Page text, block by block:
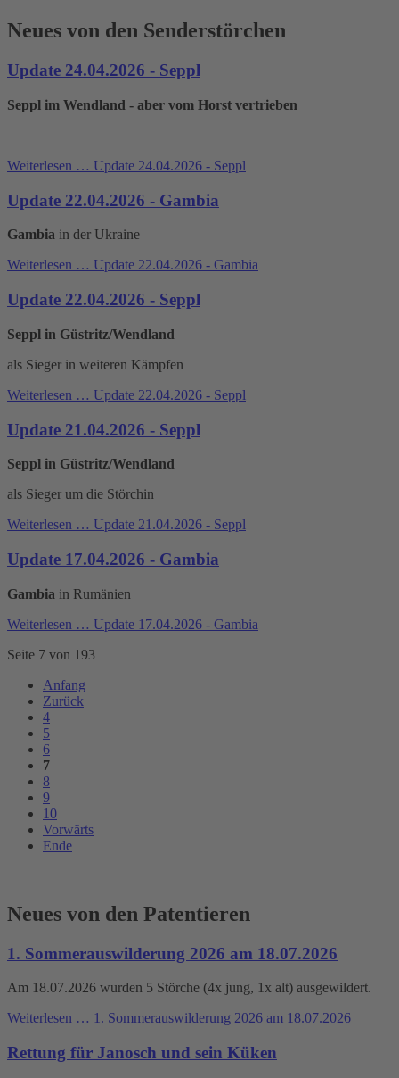
Neues von den Senderstörchen
Update 24.04.2026 - Seppl
Seppl im Wendland - aber vom Horst vertrieben
Weiterlesen … Update 24.04.2026 - Seppl
Update 22.04.2026 - Gambia
Gambia in der Ukraine
Weiterlesen … Update 22.04.2026 - Gambia
Update 22.04.2026 - Seppl
Seppl in Güstritz/Wendland
als Sieger in weiteren Kämpfen
Weiterlesen … Update 22.04.2026 - Seppl
Update 21.04.2026 - Seppl
Seppl in Güstritz/Wendland
als Sieger um die Störchin
Weiterlesen … Update 21.04.2026 - Seppl
Update 17.04.2026 - Gambia
Gambia in Rumänien
Weiterlesen … Update 17.04.2026 - Gambia
Seite 7 von 193
Anfang
Zurück
4
5
6
7
8
9
10
Vorwärts
Ende
Neues von den Patentieren
1. Sommerauswilderung 2026 am 18.07.2026
Am 18.07.2026 wurden 5 Störche (4x jung, 1x alt) ausgewildert.
Weiterlesen … 1. Sommerauswilderung 2026 am 18.07.2026
Rettung für Janosch und sein Küken